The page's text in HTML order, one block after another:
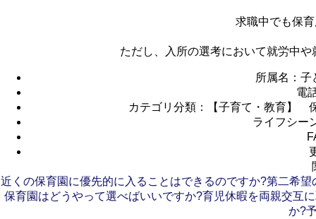
求職中でも保
ただし、入所の選考において就労中
所属名：子
電
カテゴリ分類：【子育て・教育
ライフシー
近くの保育園に優先的に入ることはできるのですか?第二希望
保育園はどうやって選べばいいですか?育児休暇を両親交互
か?